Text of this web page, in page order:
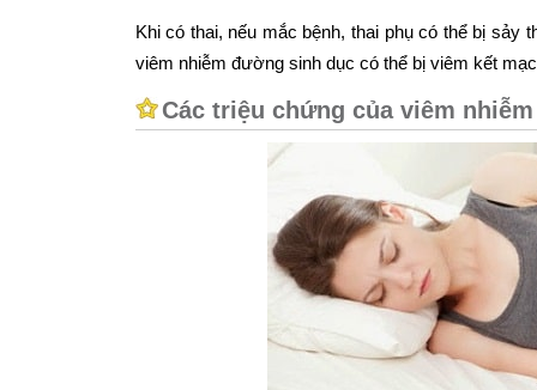
Khi có thai, nếu mắc bệnh, thai phụ có thể bị sảy
viêm nhiễm đường sinh dục có thể bị viêm kết
Các triệu chứng của viêm